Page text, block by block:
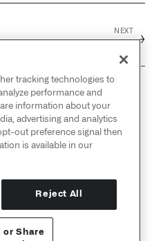
NEXT
→
Inc. All rights
Information
tracking technologies to
performance and
information about your
advertising and analytics
out preference signal then
is available in our
Reject All
or Share